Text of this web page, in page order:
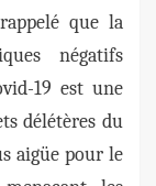
que la
négatifs
19 est une
délétères du
aigüe pour le